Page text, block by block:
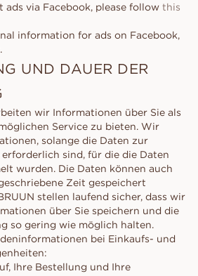
via Facebook, please follow this
information for ads on Facebook,
.
UND DAUER DER
wir Informationen über Sie als
Service zu bieten. Wir
solange die Daten zur
sind, für die die Daten
wurden. Die Daten können auch
Zeit gespeichert
stellen laufend sicher, dass wir
über Sie speichern und die
so gering wie möglich halten.
bei Einkaufs- und
Ihre Bestellung und Ihre